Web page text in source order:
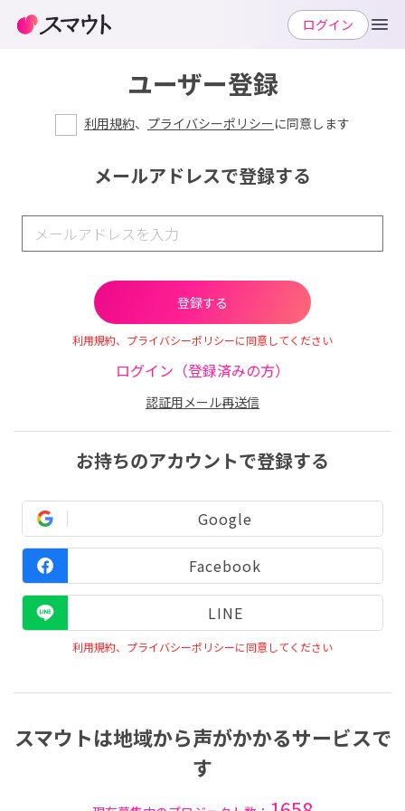
ユーザー登録
利用規約、 プライバシーポリシーに同意します
メールアドレスで登録する
利用規約、プライバシーポリシーに同意してください
ログイン（登録済みの方）
認証用メール再送信
お持ちのアカウントで登録する
Google
Facebook
LINE
利用規約、プライバシーポリシーに同意してください
スマウトは地域から声がかかるサービスで
す
ログイン